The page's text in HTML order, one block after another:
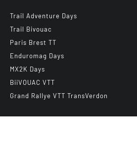
Trail Adventure Days
Trail Bivouac
Paris Brest TT
Enduromag Days
MX2K Days
BiiVOUAC VTT
Grand Rallye VTT TransVerdon